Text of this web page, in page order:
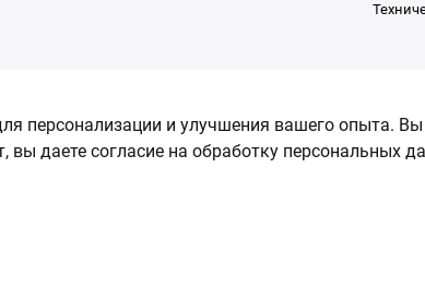
персонализации и улучшения вашего опыта.
даете согласие на обработку персональных